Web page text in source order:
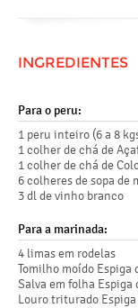
INGREDIENTES
Para o peru:
1 peru inteiro (6 a 8
1 colher de chá de
1 colher de chá de
6 colheres de sopa de
3 dl de vinho branco
Para a marinada:
4 limas em rodelas
Tomilho moído Espiga
Salva em folha Espiga
Louro triturado Espiga